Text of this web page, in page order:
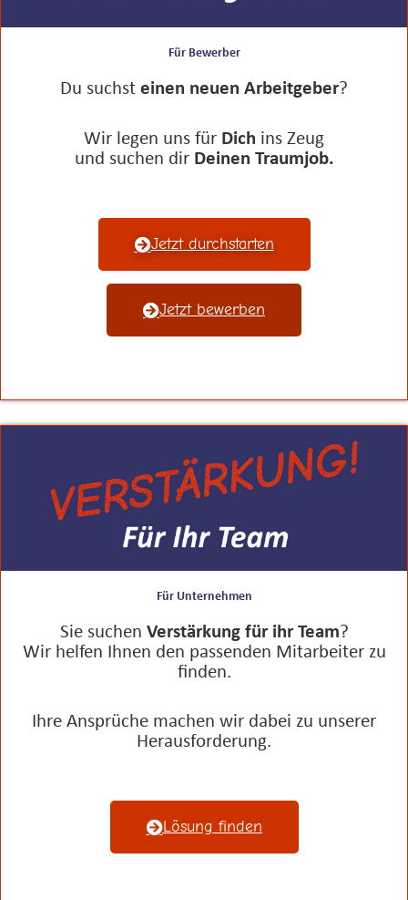
Für Bewerber
Du suchst einen neuen Arbeitgeber?
Wir legen uns für Dich ins Zeug
und suchen dir Deinen Traumjob.
Jetzt durchstarten
Jetzt bewerben
Für Unternehmen
Sie suchen Verstärkung für ihr Team?
Wir helfen Ihnen den passenden Mitarbeiter zu
finden.
Ihre Ansprüche machen wir dabei zu unserer
Herausforderung.
Lösung finden